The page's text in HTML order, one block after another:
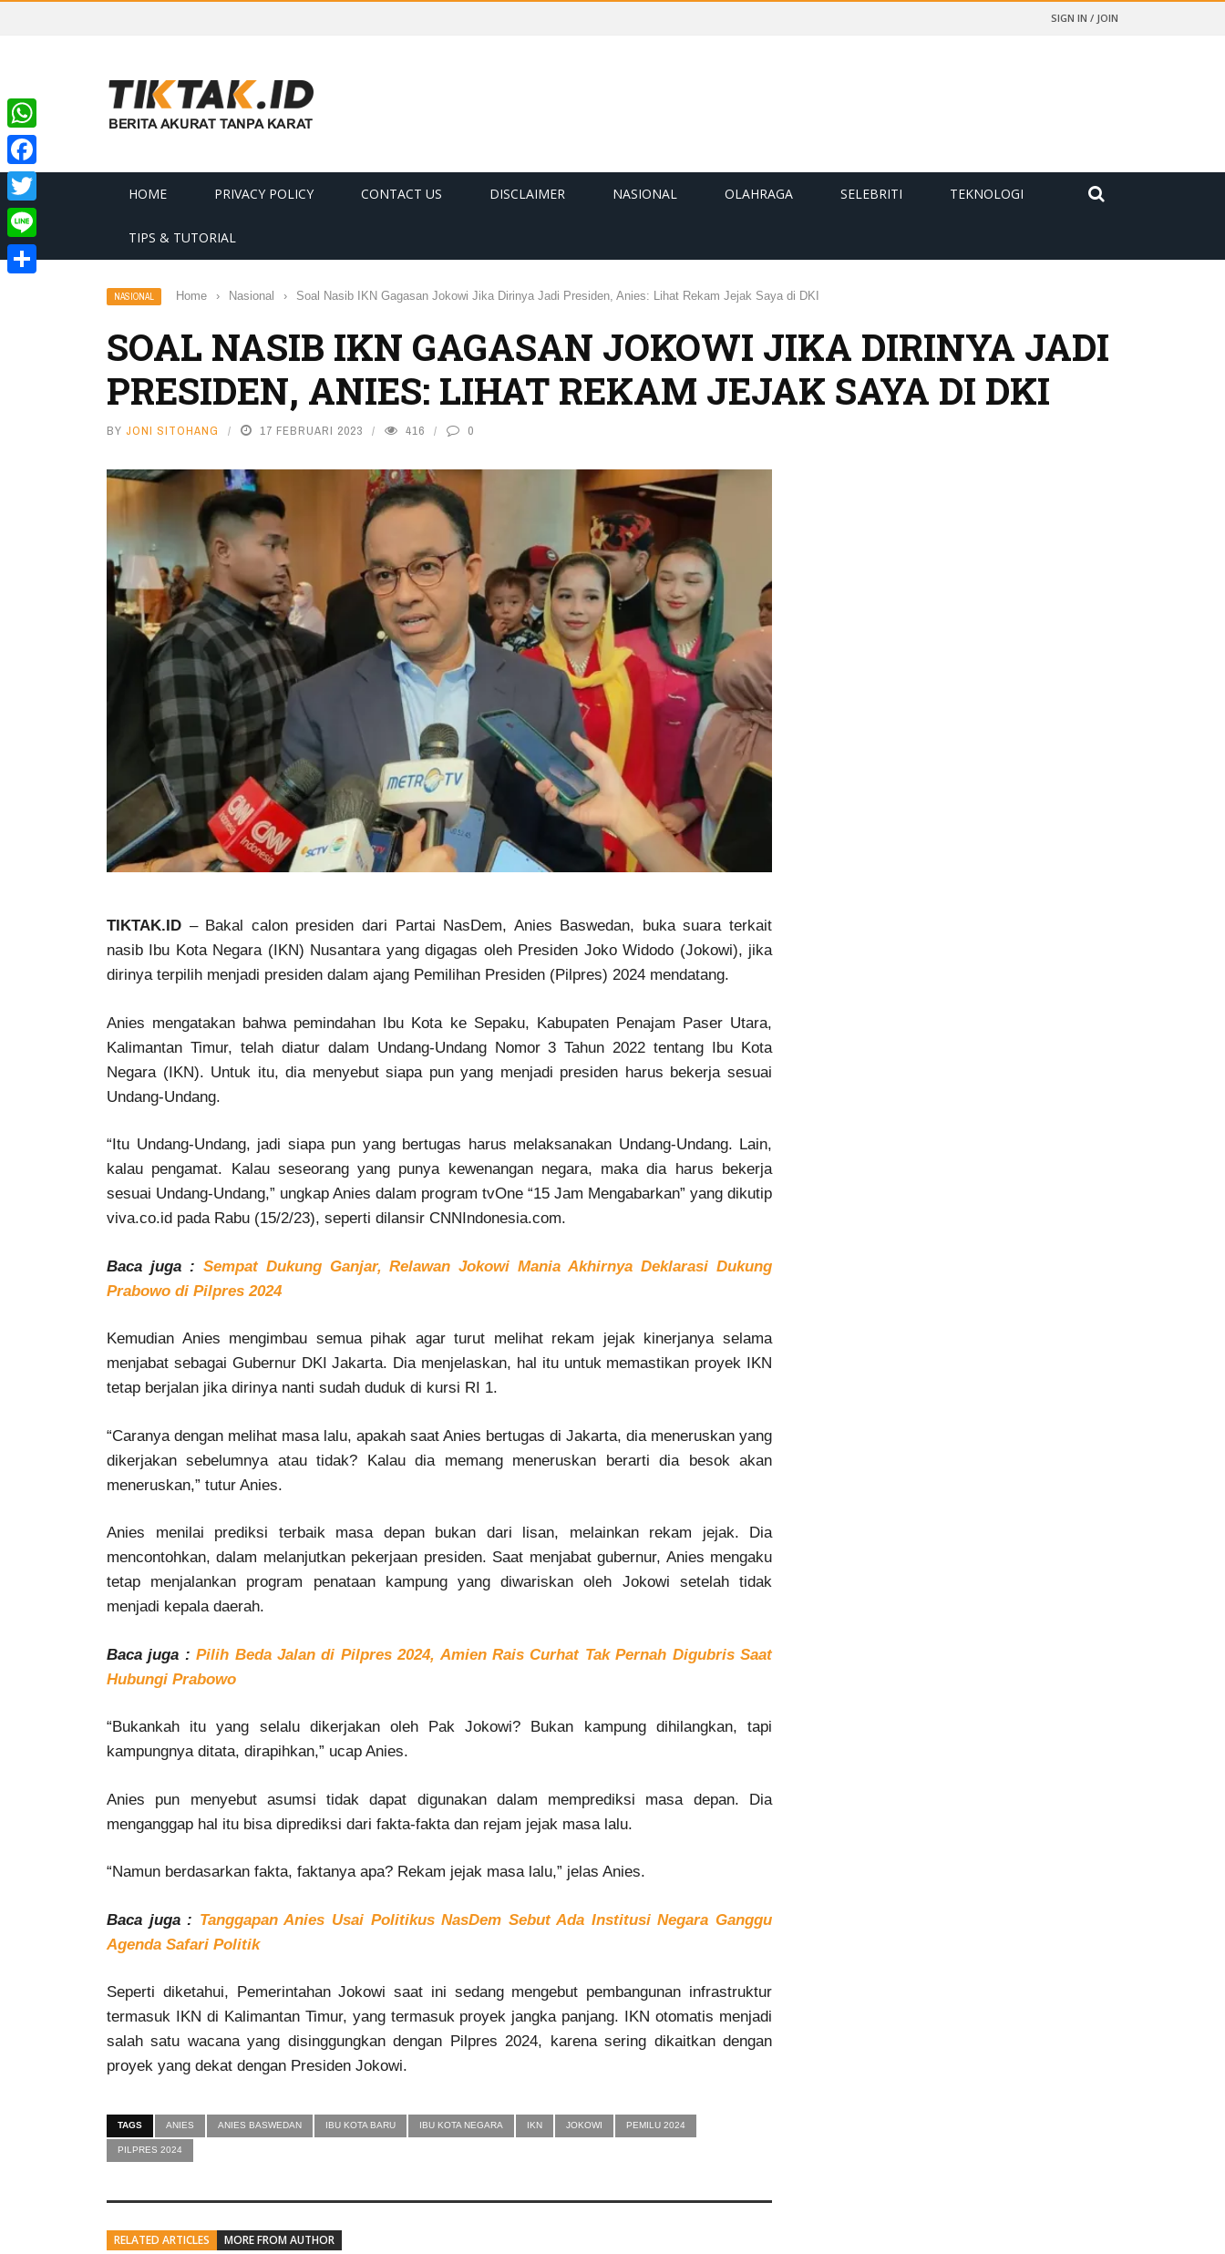
SIGN IN / JOIN
HOME PRIVACY POLICY CONTACT US DISCLAIMER NASIONAL OLAHRAGA SELEBRITI TEKNOLOGI
TIPS & TUTORIAL
NASIONAL Home › Nasional › Soal Nasib IKN Gagasan Jokowi Jika Dirinya Jadi Presiden, Anies: Lihat Rekam Jejak Saya di DKI
SOAL NASIB IKN GAGASAN JOKOWI JIKA DIRINYA JADI
PRESIDEN, ANIES: LIHAT REKAM JEJAK SAYA DI DKI
BY JONI SITOHANG 17 FEBRUARI 2023 416 0
TIKTAK.ID – Bakal calon presiden dari Partai NasDem, Anies Baswedan, buka suara terkait
nasib Ibu Kota Negara (IKN) Nusantara yang digagas oleh Presiden Joko Widodo (Jokowi), jika
dirinya terpilih menjadi presiden dalam ajang Pemilihan Presiden (Pilpres) 2024 mendatang.
Anies mengatakan bahwa pemindahan Ibu Kota ke Sepaku, Kabupaten Penajam Paser Utara,
Kalimantan Timur, telah diatur dalam Undang-Undang Nomor 3 Tahun 2022 tentang Ibu Kota
Negara (IKN). Untuk itu, dia menyebut siapa pun yang menjadi presiden harus bekerja sesuai
Undang-Undang.
“Itu Undang-Undang, jadi siapa pun yang bertugas harus melaksanakan Undang-Undang. Lain,
kalau pengamat. Kalau seseorang yang punya kewenangan negara, maka dia harus bekerja
sesuai Undang-Undang,” ungkap Anies dalam program tvOne “15 Jam Mengabarkan” yang dikutip
viva.co.id pada Rabu (15/2/23), seperti dilansir CNNIndonesia.com.
Baca juga : Sempat Dukung Ganjar, Relawan Jokowi Mania Akhirnya Deklarasi Dukung
Prabowo di Pilpres 2024
Kemudian Anies mengimbau semua pihak agar turut melihat rekam jejak kinerjanya selama
menjabat sebagai Gubernur DKI Jakarta. Dia menjelaskan, hal itu untuk memastikan proyek IKN
tetap berjalan jika dirinya nanti sudah duduk di kursi RI 1.
“Caranya dengan melihat masa lalu, apakah saat Anies bertugas di Jakarta, dia meneruskan yang
dikerjakan sebelumnya atau tidak? Kalau dia memang meneruskan berarti dia besok akan
meneruskan,” tutur Anies.
Anies menilai prediksi terbaik masa depan bukan dari lisan, melainkan rekam jejak. Dia
mencontohkan, dalam melanjutkan pekerjaan presiden. Saat menjabat gubernur, Anies mengaku
tetap menjalankan program penataan kampung yang diwariskan oleh Jokowi setelah tidak
menjadi kepala daerah.
Baca juga :Pilih Beda Jalan di Pilpres 2024, Amien Rais Curhat Tak Pernah Digubris Saat
Hubungi Prabowo
“Bukankah itu yang selalu dikerjakan oleh Pak Jokowi? Bukan kampung dihilangkan, tapi
kampungnya ditata, dirapihkan,” ucap Anies.
Anies pun menyebut asumsi tidak dapat digunakan dalam memprediksi masa depan. Dia
menganggap hal itu bisa diprediksi dari fakta-fakta dan rejam jejak masa lalu.
“Namun berdasarkan fakta, faktanya apa? Rekam jejak masa lalu,” jelas Anies.
Baca juga : Tanggapan Anies Usai Politikus NasDem Sebut Ada Institusi Negara Ganggu
Agenda Safari Politik
Seperti diketahui, Pemerintahan Jokowi saat ini sedang mengebut pembangunan infrastruktur
termasuk IKN di Kalimantan Timur, yang termasuk proyek jangka panjang. IKN otomatis menjadi
salah satu wacana yang disinggungkan dengan Pilpres 2024, karena sering dikaitkan dengan
proyek yang dekat dengan Presiden Jokowi.
TAGS ANIES ANIES BASWEDAN IBU KOTA BARU IBU KOTA NEGARA IKN JOKOWI PEMILU 2024
PILPRES 2024
RELATED ARTICLES MORE FROM AUTHOR
WhatsApp
Facebook
Twitter
Line